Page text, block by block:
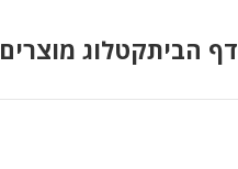
דף הביתקטלוג מוצרים